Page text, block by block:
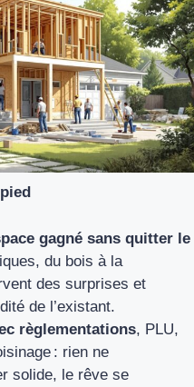
gagné sans quitter le
du bois à la
des surprises et
de l’existant.
règlementations, PLU,
: rien ne
solide, le rêve se